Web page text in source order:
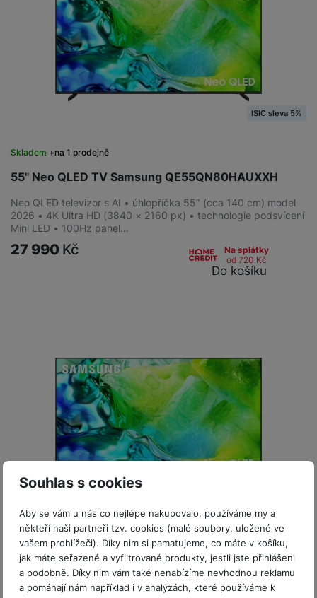
Souhlas s cookies
Aby se vám u nás co nejlépe nakupovalo, používáme my a
někteří naši partneři tzv. cookies (malé soubory, uložené ve
vašem prohlížeči). Díky nim si pamatujeme, co máte v košíku,
jak máte seřazené a vyfiltrované produkty, jestli jste přihlášeni
a podobně. Díky nim vám také nenabízíme nevhodnou reklamu
a pomáhají nám například i v analýzách, které používáme k
55" Neo QLED TV Samsung QE55QN80HAUXXH
Skladem na 1 prodejně
ISIC sleva 5%
Neo QLED televizor s AI • úhlopříčka 55″ (cca 140 cm) model
2026 • 4K Ultra HD (3840 × 2160 px) • technologie podsvícení
Mini LED • 100Hz panel…
27 990 Kč
Na splátky
od 720 Kč
Do košíku
50" Neo QLED TV Samsung QE50QN80HAUXXH
Skladem
Neo QLED televizor s AI • úhlopříčka 50″ (cca 127 cm) model